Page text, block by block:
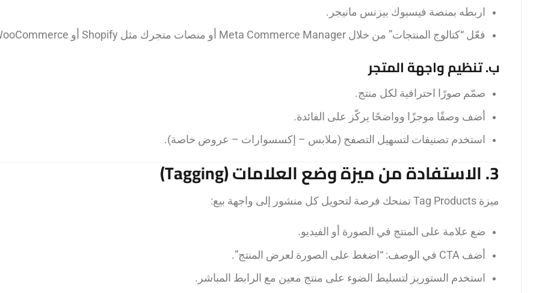
اربطه بمنصة فيسبوك بيزنس مانيجر.
فعّل “كتالوج المنتجات” من خلال Meta Commerce Manager أو منصات متجرك مثل Shopify أو WooCommerce.
ب. تنظيم واجهة المتجر
صمّم صورًا احترافية لكل منتج.
أضف وصفًا موجزًا وواضحًا يركّز على الفائدة.
استخدم تصنيفات لتسهيل التصفح (ملابس – إكسسوارات – عروض خاصة).
3. الاستفادة من ميزة وضع العلامات (Tagging)
ميزة Tag Products تمنحك فرصة لتحويل كل منشور إلى واجهة بيع:
ضع علامة على المنتج في الصورة أو الفيديو.
أضف CTA في الوصف: “اضغط على الصورة لعرض المنتج”.
استخدم الستوريز لتسليط الضوء على منتج معين مع الرابط المباشر.